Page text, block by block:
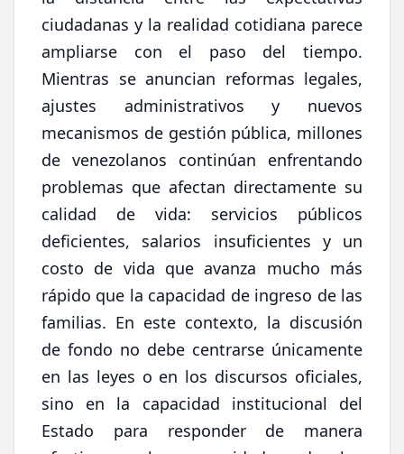
ciudadanas y la realidad cotidiana parece
ampliarse con el paso del tiempo.
Mientras se anuncian reformas legales,
ajustes administrativos y nuevos
mecanismos de gestión pública, millones
de venezolanos continúan enfrentando
problemas que afectan directamente su
calidad de vida: servicios públicos
deficientes, salarios insuficientes y un
costo de vida que avanza mucho más
rápido que la capacidad de ingreso de las
familias. En este contexto, la discusión
de fondo no debe centrarse únicamente
en las leyes o en los discursos oficiales,
sino en la capacidad institucional del
Estado para responder de manera